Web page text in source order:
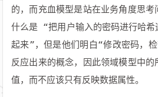
的，而充血模型是站在业务角度思考
什么是 “把用户输入的密码进行哈希
起来”，但是他们明白“修改密码，
反应出来的概念，因此领域模型中
值，而不应该只有反映数据属性。